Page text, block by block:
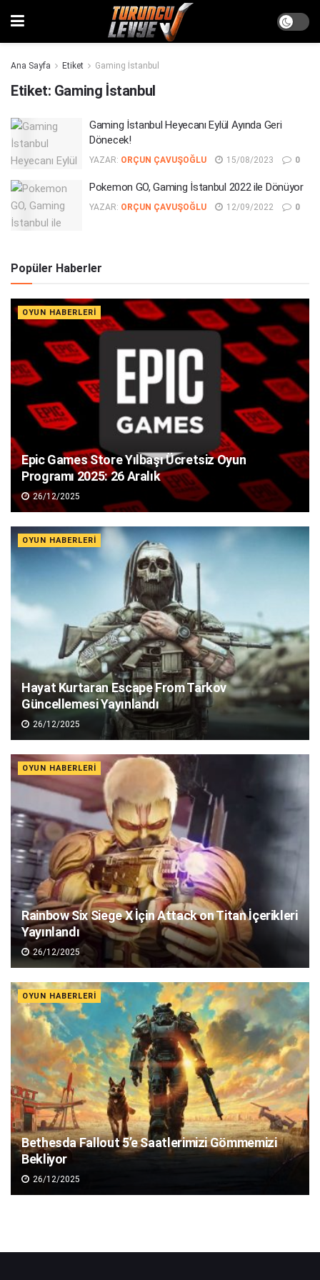
Ana Sayfa Etiket Gaming İstanbul
Etiket: Gaming İstanbul
Gaming İstanbul Heyecanı Eylül Ayında Geri
Dönecek!
YAZAR: ORÇUN ÇAVUŞOĞLU 15/08/2023 0
Pokemon GO, Gaming İstanbul 2022 ile Dönüyor
YAZAR: ORÇUN ÇAVUŞOĞLU 12/09/2022 0
Popüler Haberler
OYUN HABERLERI
Epic Games Store Yılbaşı Ücretsiz Oyun
Programı 2025: 26 Aralık
26/12/2025
OYUN HABERLERI
Hayat Kurtaran Escape From Tarkov
Güncellemesi Yayınlandı
26/12/2025
OYUN HABERLERI
Rainbow Six Siege X İçin Attack on Titan İçerikleri
Yayınlandı
26/12/2025
OYUN HABERLERI
Bethesda Fallout 5’e Saatlerimizi Gömmemizi
Bekliyor
26/12/2025